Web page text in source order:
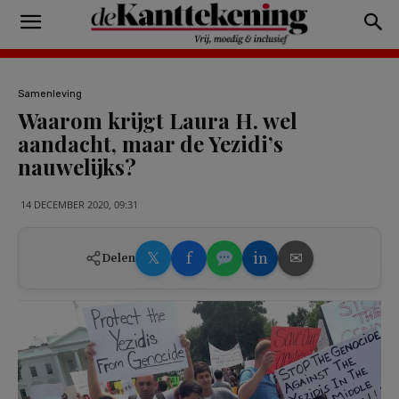
Samenleving
Waarom krijgt Laura H. wel
aandacht, maar de Yezidi’s
nauwelijks?
14 DECEMBER 2020, 09:31
Delen 𝕏 f in ✉